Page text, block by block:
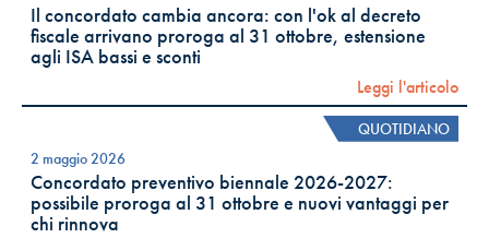
Il concordato cambia ancora: con l'ok al decreto
fiscale arrivano proroga al 31 ottobre, estensione
agli ISA bassi e sconti
Leggi l'articolo
QUOTIDIANO
2 maggio 2026
Concordato preventivo biennale 2026-2027:
possibile proroga al 31 ottobre e nuovi vantaggi per
chi rinnova